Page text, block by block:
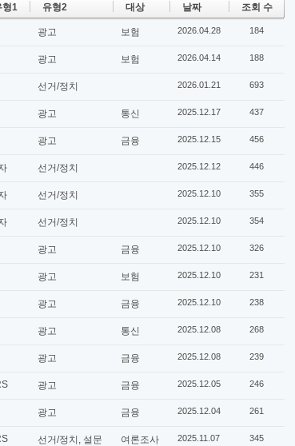
형1 유형2 대상 날짜 조회 수
광고 보험 2026.04.28 184
광고 보험 2026.04.14 188
선거/정치 2026.01.21 693
광고 통신 2025.12.17 437
광고 금융 2025.12.15 456
선거/정치 2025.12.12 446
선거/정치 2025.12.10 355
선거/정치 2025.12.10 354
광고 금융 2025.12.10 326
광고 보험 2025.12.10 231
광고 금융 2025.12.10 238
광고 통신 2025.12.08 268
광고 금융 2025.12.08 239
광고 금융 2025.12.05 246
광고 금융 2025.12.04 261
선거/정치, 설문 여론조사 2025.11.07 345